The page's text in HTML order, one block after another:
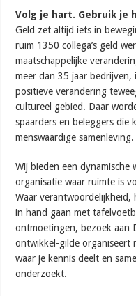
Volg je hart. Gebruik je
Geld zet altijd iets in
ruim 1350 collega’s geld
maatschappelijke
meer dan 35 jaar
positieve verandering
cultureel gebied. Daar
spaarders en beleggers die
menswaardige samenleving.
Wij bieden een
organisatie waar ruimte is
Waar verantwoordelijkheid,
in hand gaan met
ontmoetingen, bezoek aan
ontwikkel-gilde organiseert
waar je kennis deelt en
onderzoekt.